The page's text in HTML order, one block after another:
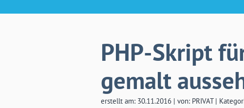
PHP-Skript
gemalt
erstellt am: 30.11.2016 | von: PRIVAT |